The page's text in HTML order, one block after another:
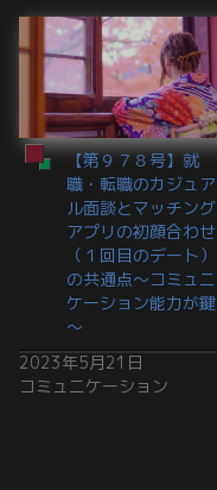
【第９７８号】就
職・転職のカジュア
ル面談とマッチング
アプリの初顔合わせ
（１回目のデート）
の共通点～コミュニ
ケーション能力が鍵
～
2023年5月21日
コミュニケーション